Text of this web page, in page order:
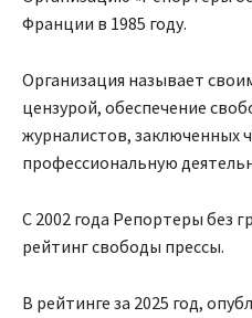
Франции в 1985 году.
Организация называет
цензурой, обеспечение
журналистов, заключенных
профессиональную
С 2002 года Репортеры без
рейтинг свободы прессы.
В рейтинге за 2025 год,